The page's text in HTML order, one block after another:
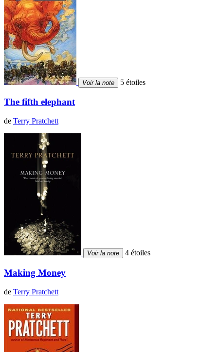
Voir la note 5 étoiles
The fifth elephant
de Terry Pratchett
Voir la note 4 étoiles
Making Money
de Terry Pratchett